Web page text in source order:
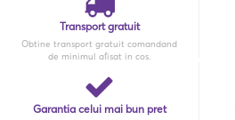
Transport gratuit
Obtine transport gratuit comandand
de minimul afisat in cos.
Garantia celui mai bun pret